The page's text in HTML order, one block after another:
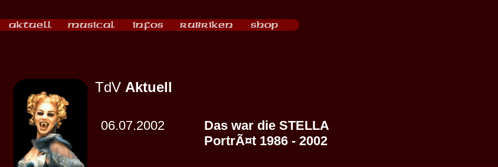
TdVAktuell
06.07.2002
Das war die STELLA
PortrÃ¤t 1986 - 2002